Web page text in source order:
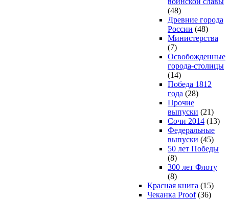
(48)
Древние города
России (48)
Министерства
(7)
Освобожденные
города-столицы
(14)
Победа 1812
года (28)
Прочие
выпуски (21)
Сочи 2014 (13)
Федеральные
выпуски (45)
50 лет Победы
(8)
300 лет Флоту
(8)
Красная книга (15)
Чеканка Proof(36)